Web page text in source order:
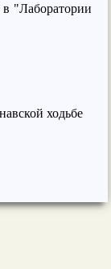
в "Лаборатории
ходьбе